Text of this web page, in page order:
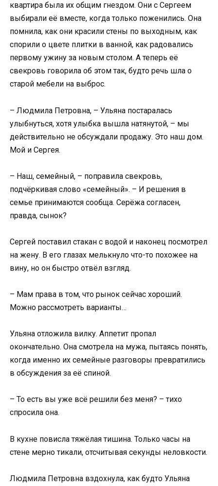
квартира была их общим гнездом. Они с Сергеем
выбирали её вместе, когда только поженились. Она
помнила, как они красили стены по выходным, как
спорили о цвете плитки в ванной, как радовались
первому ужину за новым столом. А теперь её
свекровь говорила об этом так, будто речь шла о
старой мебели на выброс.
– Людмила Петровна, – Ульяна постаралась
улыбнуться, хотя улыбка вышла натянутой, – мы
действительно не обсуждали продажу. Это наш дом.
Мой и Сергея.
– Наш, семейный, – поправила свекровь,
подчёркивая слово «семейный». – И решения в
семье принимаются сообща. Серёжа согласен,
правда, сынок?
Сергей поставил стакан с водой и наконец посмотрел
на жену. В его глазах мелькнуло что-то похожее на
вину, но он быстро отвёл взгляд.
– Мам права в том, что рынок сейчас хороший.
Можно рассмотреть варианты…
Ульяна отложила вилку. Аппетит пропал
окончательно. Она смотрела на мужа, пытаясь понять,
когда именно их семейные разговоры превратились
в обсуждения за её спиной.
– То есть вы уже всё решили без меня? – тихо
спросила она.
В кухне повисла тяжёлая тишина. Только часы на
стене мерно тикали, отсчитывая секунды неловкости.
Людмила Петровна вздохнула, как будто Ульяна